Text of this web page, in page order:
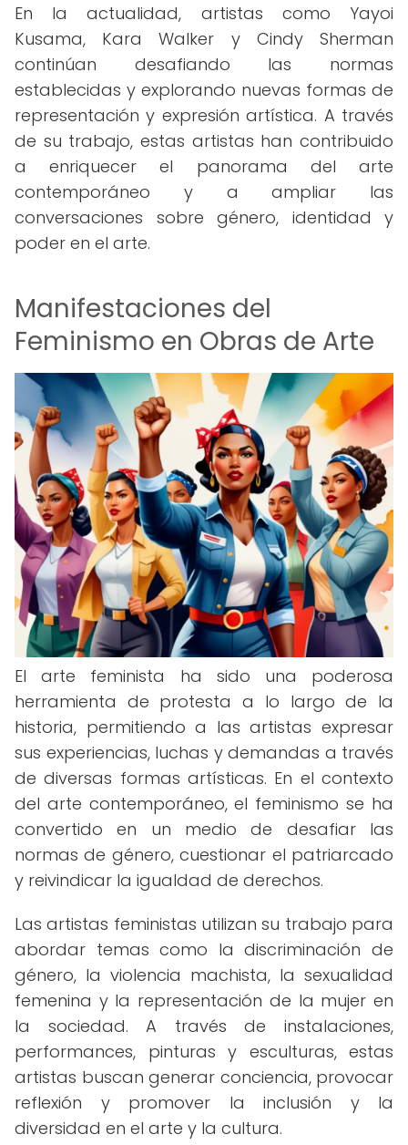
En la actualidad, artistas como Yayoi
Kusama, Kara Walker y Cindy Sherman
continúan desafiando las normas
establecidas y explorando nuevas formas de
representación y expresión artística. A través
de su trabajo, estas artistas han contribuido
a enriquecer el panorama del arte
contemporáneo y a ampliar las
conversaciones sobre género, identidad y
poder en el arte.
Manifestaciones del
Feminismo en Obras de Arte
El arte feminista ha sido una poderosa
herramienta de protesta a lo largo de la
historia, permitiendo a las artistas expresar
sus experiencias, luchas y demandas a través
de diversas formas artísticas. En el contexto
del arte contemporáneo, el feminismo se ha
convertido en un medio de desafiar las
normas de género, cuestionar el patriarcado
y reivindicar la igualdad de derechos.
Las artistas feministas utilizan su trabajo para
abordar temas como la discriminación de
género, la violencia machista, la sexualidad
femenina y la representación de la mujer en
la sociedad. A través de instalaciones,
performances, pinturas y esculturas, estas
artistas buscan generar conciencia, provocar
reflexión y promover la inclusión y la
diversidad en el arte y la cultura.